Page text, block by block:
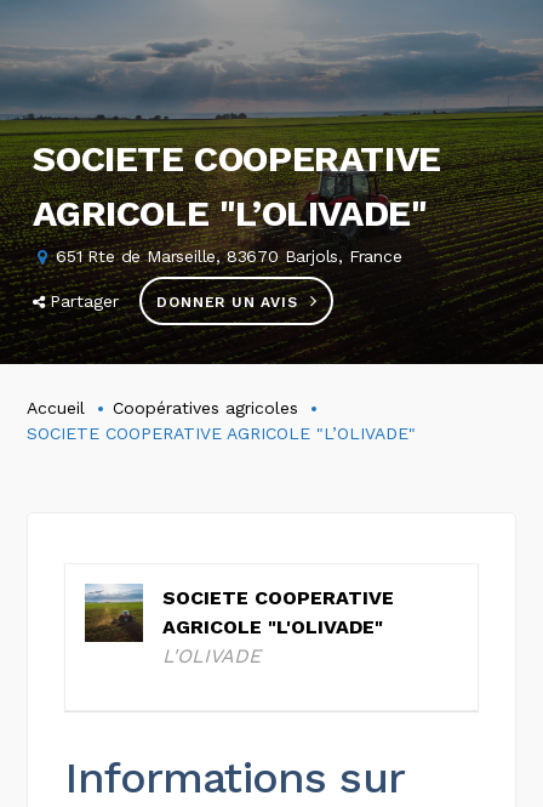
SOCIETE COOPERATIVE
AGRICOLE "L’OLIVADE"
651 Rte de Marseille, 83670 Barjols, France
Partager DONNER UN AVIS
Accueil
Coopératives agricoles
SOCIETE COOPERATIVE AGRICOLE "L’OLIVADE"
SOCIETE COOPERATIVE
AGRICOLE "L'OLIVADE"
L'OLIVADE
Informations sur